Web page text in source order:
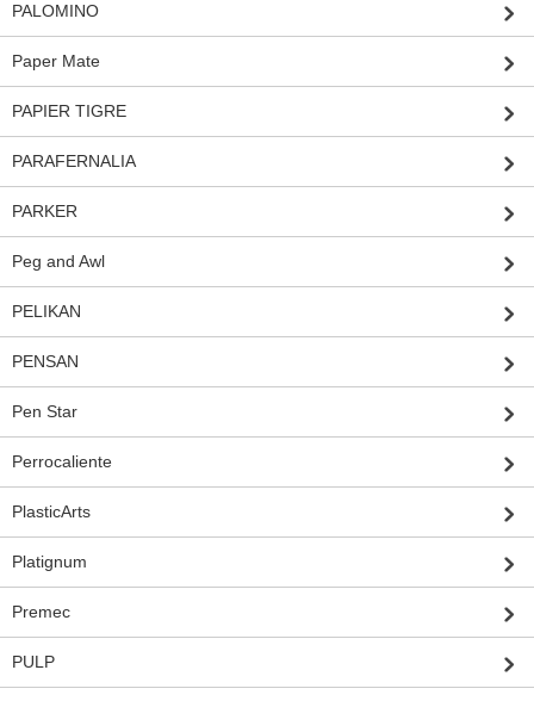
PALOMINO
Paper Mate
PAPIER TIGRE
PARAFERNALIA
PARKER
Peg and Awl
PELIKAN
PENSAN
Pen Star
Perrocaliente
PlasticArts
Platignum
Premec
PULP